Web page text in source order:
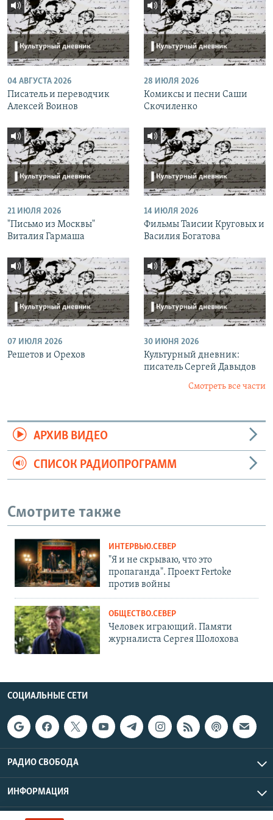
04 АВГУСТА 2026
Писатель и переводчик
Алексей Воинов
28 ИЮЛЯ 2026
Комиксы и песни Саши
Скочиленко
21 ИЮЛЯ 2026
"Письмо из Москвы"
Виталия Гармаша
14 ИЮЛЯ 2026
Фильмы Таисии Круговых и
Василия Богатова
07 ИЮЛЯ 2026
Решетов и Орехов
30 ИЮНЯ 2026
Культурный дневник:
писатель Сергей Давыдов
Смотреть все части
АРХИВ ВИДЕО
СПИСОК РАДИОПРОГРАММ
Смотрите также
ИНТЕРВЬЮ.СЕВЕР
"Я и не скрываю, что это
пропаганда". Проект Fertoke
против войны
ОБЩЕСТВО.СЕВЕР
Человек играющий. Памяти
журналиста Сергея Шолохова
СОЦИАЛЬНЫЕ СЕТИ
РАДИО СВОБОДА
ИНФОРМАЦИЯ